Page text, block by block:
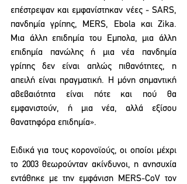
επέστρεψαν και εμφανίστηκαν νέες - SARS,
πανδημία γρίπης, MERS, Ebola και Zika.
Μια άλλη επιδημία του Εμπολα, μια άλλη
επιδημία πανώλης ή μια νέα πανδημία
γρίπης δεν είναι απλώς πιθανότητες, η
απειλή είναι πραγματική. Η μόνη σημαντική
αβεβαιότητα είναι πότε και πού θα
εμφανιστούν, ή μια νέα, αλλά εξίσου
θανατηφόρα επιδημία».
Ειδικά για τους κορονοϊούς, οι οποίοι μέχρι
το 2003 θεωρούνταν ακίνδυνοι, η ανησυχία
εντάθηκε με την εμφάνιση ΜΕRS-CoV τον